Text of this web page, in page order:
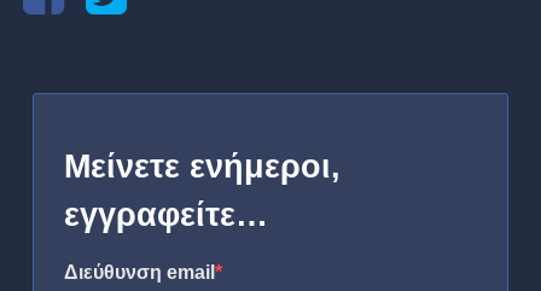
Μείνετε ενήμεροι,
εγγραφείτε…
Διεύθυνση email